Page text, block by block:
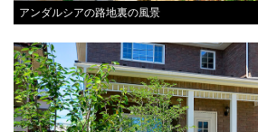
アンダルシアの路地裏の風景